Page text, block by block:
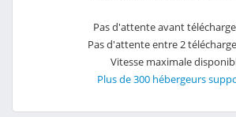
Pas d'attente avant
Pas d'attente entre 2
Vitesse maximale
Plus de 300 hébergeurs